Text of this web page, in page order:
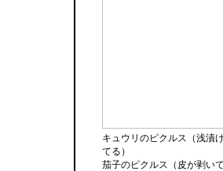
キュウリのピクルス（浅漬
てる）
茄子のピクルス（皮が剥い